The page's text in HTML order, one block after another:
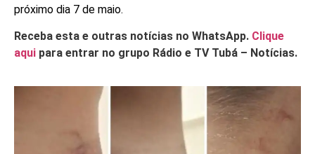
próximo dia 7 de maio.
Receba esta e outras notícias no WhatsApp. Clique
aqui para entrar no grupo Rádio e TV Tubá – Notícias.